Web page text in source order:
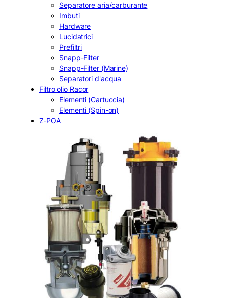
Separatore aria/carburante
Imbuti
Hardware
Lucidatrici
Prefiltri
Snapp-Filter
Snapp-Filter (Marine)
Separatori d'acqua
Filtro olio Racor
Elementi (Cartuccia)
Elementi (Spin-on)
Z-POA